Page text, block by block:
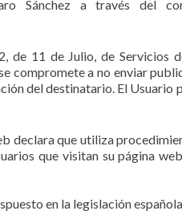
Sánchez a través del
de 11 de Julio, de Servicios
compromete a no enviar
del destinatario. El Usuario
declara que utiliza
que visitan su página
en la legislación